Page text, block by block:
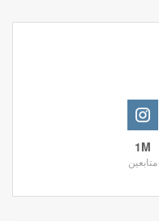
1M
متابعين